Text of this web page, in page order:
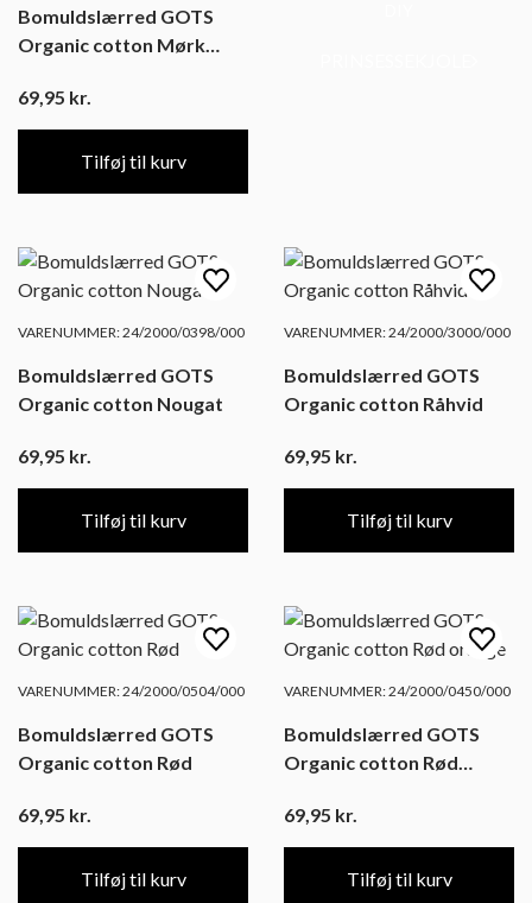
Bomuldslærred GOTS
Organic cotton Mørk
69,95 kr.
Tilføj til kurv
VARENUMMER: 24/2000/0398/000
Bomuldslærred GOTS
Organic cotton Nougat
69,95 kr.
Tilføj til kurv
VARENUMMER: 24/2000/3000/000
Bomuldslærred GOTS
Organic cotton Råhvid
69,95 kr.
Tilføj til kurv
VARENUMMER: 24/2000/0504/000
Bomuldslærred GOTS
Organic cotton Rød
69,95 kr.
Tilføj til kurv
VARENUMMER: 24/2000/0450/000
Bomuldslærred GOTS
Organic cotton Rød
69,95 kr.
Tilføj til kurv